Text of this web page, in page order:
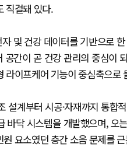
직결돼 있다.
및 건강 데이터를 기반으로
간이 곧 건강 관리의 중심이
라이프케어 기능이 중심축으로
설계부터 시공·자재까지 통
닥 시스템을 개발했으며, 오
요소였던 층간 소음 문제를